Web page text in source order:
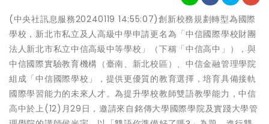
(中央社訊息服務20240119 14:55:07)創新校務規劃轉型為國際
學校，新北市私立及人高級中學申請更名為「中信國際學校財團
法人新北市私立中信高級中等學校」（下稱「中信高中」），與
中信國際實驗教育機構（臺南、新北校區）、中信金融管理學院
組成「中信國際學校」，提供更優質的教育選擇，培育具備接軌
國際學習能力的未來人才。為提升學校教師雙語教學能力，中信
高中於上(12)月29日，邀請來自銘傳大學國際學院及實踐大學管